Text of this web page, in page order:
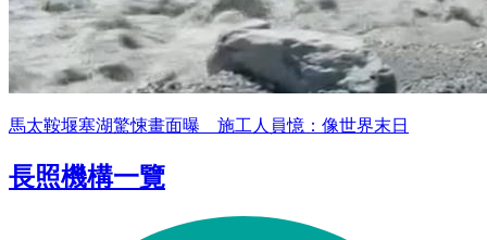
馬太鞍堰塞湖驚悚畫面曝 施工人員憶：像世界末日
長照機構一覽